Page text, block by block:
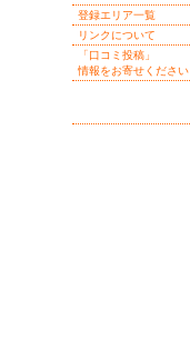
登録エリア一覧
リンクについて
「口コミ投稿」
情報をお寄せください